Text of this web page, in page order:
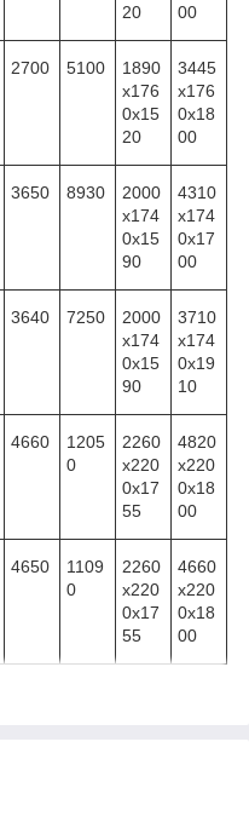
20
00
2700 5100
1890
x176
0x15
20
3445
x176
0x18
00
3650 8930
2000
x174
0x15
90
4310
x174
0x17
00
3640 7250
2000
x174
0x15
90
3710
x174
0x19
10
4660
1205
0
2260
x220
0x17
55
4820
x220
0x18
00
4650
1109
0
2260
x220
0x17
55
4660
x220
0x18
00